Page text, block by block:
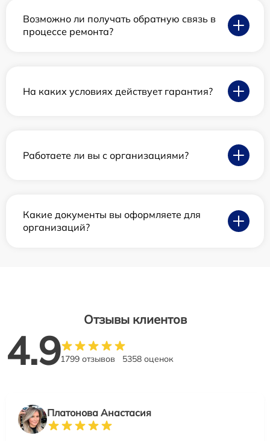
Возможно ли получать обратную связь в
процессе ремонта?
На каких условиях действует гарантия?
Работаете ли вы с организациями?
Какие документы вы оформляете для
организаций?
Отзывы клиентов
4.91799 отзывов 5358 оценок
Платонова Анастасия